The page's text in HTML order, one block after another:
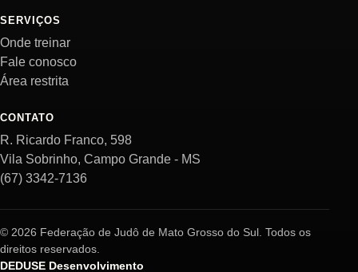
SERVIÇOS
Onde treinar
Fale conosco
Área restrita
CONTATO
R. Ricardo Franco, 598
Vila Sobrinho, Campo Grande - MS
(67) 3342-7136
© 2026 Federação de Judô de Mato Grosso do Sul. Todos os
direitos reservados.
DEDUSE Desenvolvimento